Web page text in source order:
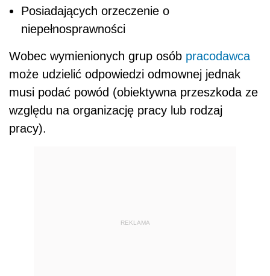
Posiadających orzeczenie o
niepełnosprawności
Wobec wymienionych grup osób pracodawca
może udzielić odpowiedzi odmownej jednak
musi podać powód (obiektywna przeszkoda ze
względu na organizację pracy lub rodzaj
pracy).
REKLAMA